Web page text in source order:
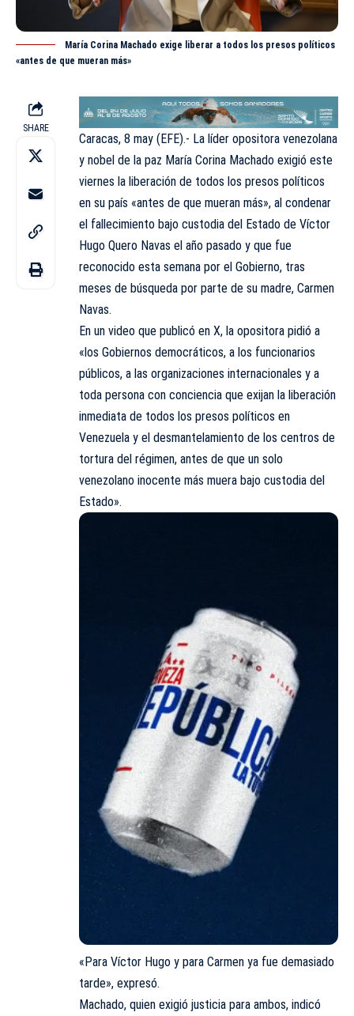
María Corina Machado exige liberar a todos los presos políticos
«antes de que mueran más»
SHARE
Caracas, 8 may (EFE).- La líder opositora venezolana
y nobel de la paz María Corina Machado exigió este
viernes la liberación de todos los presos políticos
en su país «antes de que mueran más», al condenar
el fallecimiento bajo custodia del Estado de Víctor
Hugo Quero Navas el año pasado y que fue
reconocido esta semana por el Gobierno, tras
meses de búsqueda por parte de su madre, Carmen
Navas.
En un video que publicó en X, la opositora pidió a
«los Gobiernos democráticos, a los funcionarios
públicos, a las organizaciones internacionales y a
toda persona con conciencia que exijan la liberación
inmediata de todos los presos políticos en
Venezuela y el desmantelamiento de los centros de
tortura del régimen, antes de que un solo
venezolano inocente más muera bajo custodia del
Estado».
«Para Víctor Hugo y para Carmen ya fue demasiado
tarde», expresó.
Machado, quien exigió justicia para ambos, indicó